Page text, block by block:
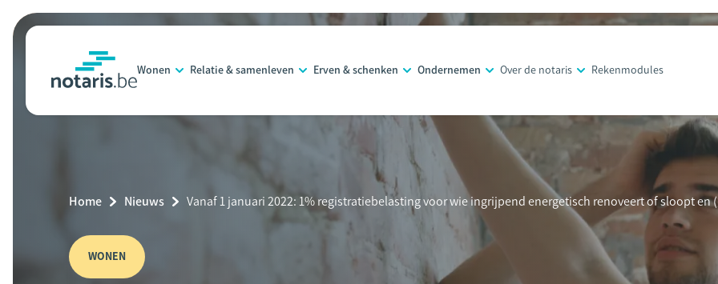
Overslaan
en
inhoud
Wonen Relatie & samenleven Erven & schenken Ondernemen Over de notaris Rekenmodules
Breadcrumb
Home Nieuws
Current
Vanaf 1 januari 2022: 1% registratiebelasting voor wie ingrijpend energetisch renoveert of sloopt
WONEN